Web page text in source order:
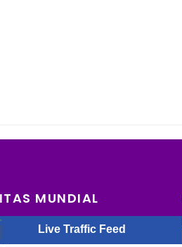
MUNDIAL
Live Traffic Feed